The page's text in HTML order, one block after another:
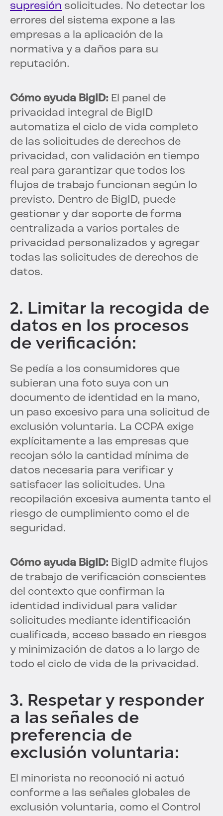
supresión solicitudes. No detectar los
errores del sistema expone a las
empresas a la aplicación de la
normativa y a daños para su
reputación.
Cómo ayuda BigID: El panel de
privacidad integral de BigID
automatiza el ciclo de vida completo
de las solicitudes de derechos de
privacidad, con validación en tiempo
real para garantizar que todos los
flujos de trabajo funcionan según lo
previsto. Dentro de BigID, puede
gestionar y dar soporte de forma
centralizada a varios portales de
privacidad personalizados y agregar
todas las solicitudes de derechos de
datos.
2. Limitar la recogida de
datos en los procesos
de verificación:
Se pedía a los consumidores que
subieran una foto suya con un
documento de identidad en la mano,
un paso excesivo para una solicitud de
exclusión voluntaria. La CCPA exige
explícitamente a las empresas que
recojan sólo la cantidad mínima de
datos necesaria para verificar y
satisfacer las solicitudes. Una
recopilación excesiva aumenta tanto el
riesgo de cumplimiento como el de
seguridad.
Cómo ayuda BigID: BigID admite flujos
de trabajo de verificación conscientes
del contexto que confirman la
identidad individual para validar
solicitudes mediante identificación
cualificada, acceso basado en riesgos
y minimización de datos a lo largo de
todo el ciclo de vida de la privacidad.
3. Respetar y responder
a las señales de
preferencia de
exclusión voluntaria:
El minorista no reconoció ni actuó
conforme a las señales globales de
exclusión voluntaria, como el Control